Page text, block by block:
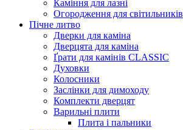
Каміння для лазні
Огородження для світильників
Пічне литво
Дверки для каміна
Дверцята для каміна
Ґрати для камінів CLASSIC
Духовки
Колосники
Заслінки для димоходу
Комплекти дверцят
Варильні плити
Плита і пальники